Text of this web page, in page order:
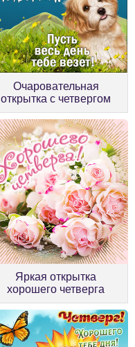
Очаровательная
открытка с четвергом
Яркая открытка
хорошего четверга